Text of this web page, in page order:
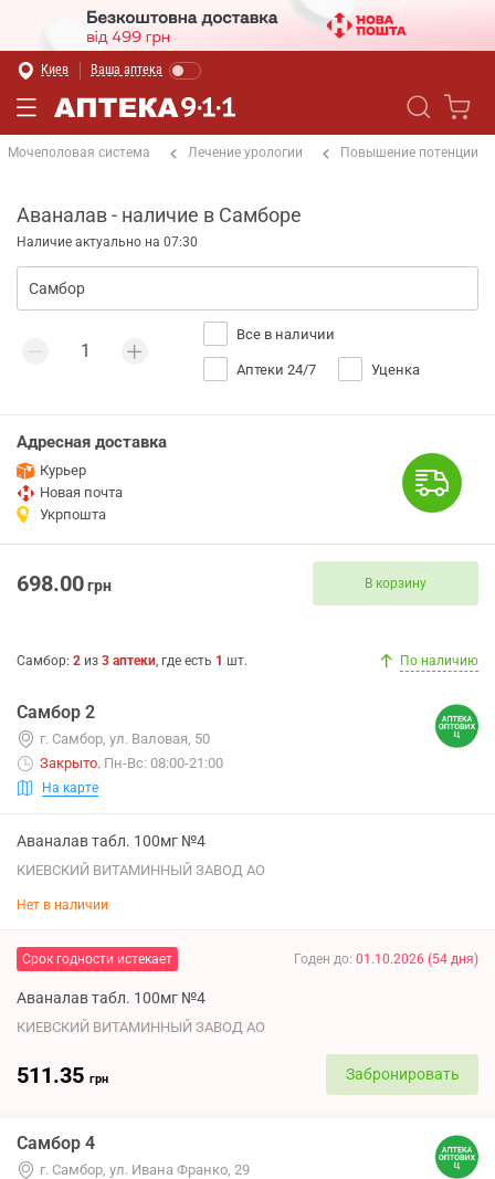
Киев Ваша аптека
Мочеполовая система Лечение урологии Повышение потенции
Аваналав - наличие в Самборе
Наличие актуально на 07:30
Все в наличии
Аптеки 24/7 Уценка
Адресная доставка
Курьер
Новая почта
Укрпошта
698.00грн В корзину
Самбор: 2 из 3 аптеки, где есть 1 шт. По наличию
Самбор 2
г. Самбор, ул. Валовая, 50
Закрыто. Пн-Вс: 08:00-21:00
На карте
Аваналав табл. 100мг №4
КИЕВСКИЙ ВИТАМИННЫЙ ЗАВОД АО
Нет в наличии
Срок годности истекает Годен до: 01.10.2026 (54 дня)
Аваналав табл. 100мг №4
КИЕВСКИЙ ВИТАМИННЫЙ ЗАВОД АО
511.35 грн Забронировать
Самбор 4
г. Самбор, ул. Ивана Франко, 29